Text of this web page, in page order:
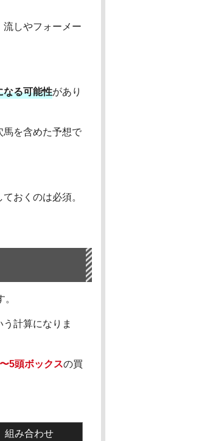
しやフォーメー
なる可能性があり
馬を含めた予想で
おくのは必須。
計算になりま
5頭ボックスの買
組み合わせ